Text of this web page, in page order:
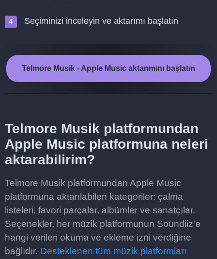
Seçiminizi inceleyin ve aktarımı başlatın
Telmore Musik - Apple Music aktarımını başlatın
Telmore Musik platformundan
Apple Music platformuna neleri
aktarabilirim?
Telmore Musik platformundan Apple Music
platformuna aktarılabilen kategoriler: çalma
listeleri, favori parçalar, albümler ve sanatçılar.
Seçenekler, her müzik platformunun Soundiiz'e
hangi verileri okuma ve ekleme izni verdiğine
bağlıdır. Desteklenen tüm müzik platformları